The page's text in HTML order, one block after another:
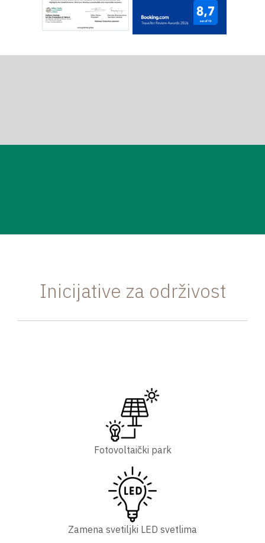
Inicijative za održivost
Fotovoltaički park
Zamena svetiljki LED svetlima